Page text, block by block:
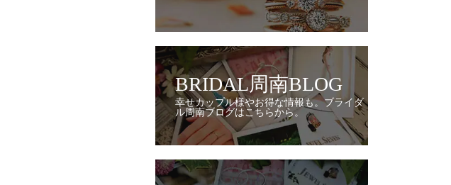
BRIDAL周南BLOG
幸せカップル様やお得な情報も。ブライダ
ル周南ブログはこちらから。